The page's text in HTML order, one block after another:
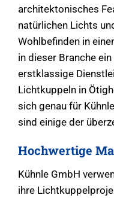
architektonisches
natürlichen Lichts
Wohlbefinden in
in dieser Branche
erstklassige
Lichtkuppeln in
sich genau für
sind einige der
Hochwertige
Kühnle GmbH
ihre